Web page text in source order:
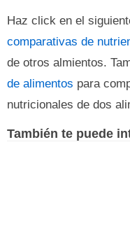
Haz click en el
comparativas de
de otros almientos.
de alimentos para
nutricionales de dos
También te puede